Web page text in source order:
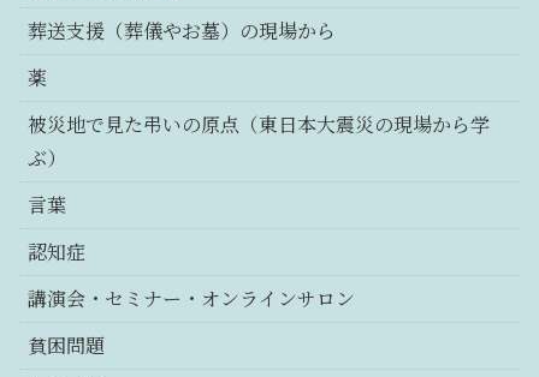
葬送支援（葬儀やお墓）の現場から
薬
被災地で見た弔いの原点（東日本大震災の現場から学
ぶ）
言葉
認知症
講演会・セミナー・オンラインサロン
貧困問題